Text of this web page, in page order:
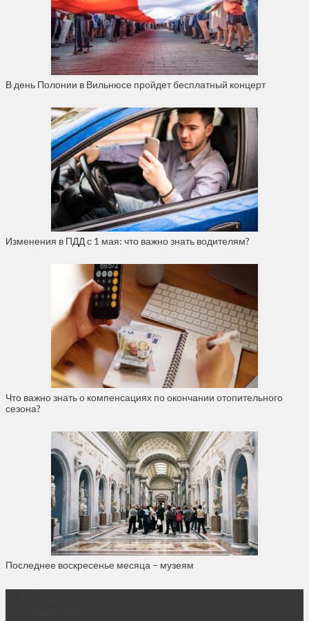
В день Полонии в Вильнюсе пройдет бесплатный концерт
Изменения в ПДД с 1 мая: что важно знать водителям?
Что важно знать о компенсациях по окончании отопительного
сезона?
Последнее воскресенье месяца – музеям